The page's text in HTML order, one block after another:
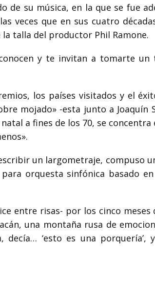
de su música, en la que se fue
veces que en sus cuatro
talla del productor Phil Ramone.
y te invitan a tomarte un
los países visitados y el
mojado» -esta junto a
a fines de los 70, se
un largometraje, compuso
orquesta sinfónica basado
entre risas- por los cinco
una montaña rusa de
decía… ‘esto es una